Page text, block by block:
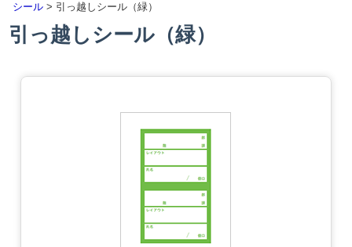
シール > 引っ越しシール（緑）
引っ越しシール（緑）